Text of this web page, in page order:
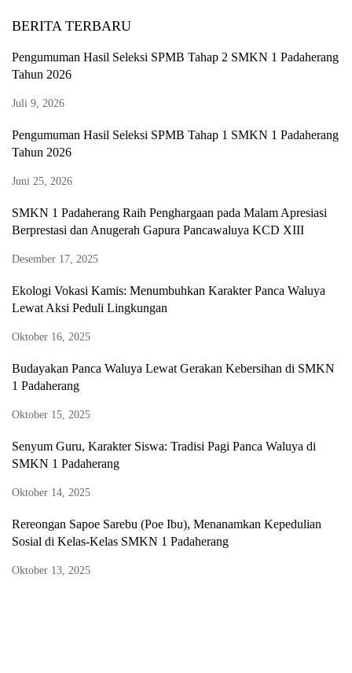
BERITA TERBARU
Pengumuman Hasil Seleksi SPMB Tahap 2 SMKN 1 Padaherang
Tahun 2026
Juli 9, 2026
Pengumuman Hasil Seleksi SPMB Tahap 1 SMKN 1 Padaherang
Tahun 2026
Juni 25, 2026
SMKN 1 Padaherang Raih Penghargaan pada Malam Apresiasi
Berprestasi dan Anugerah Gapura Pancawaluya KCD XIII
Desember 17, 2025
Ekologi Vokasi Kamis: Menumbuhkan Karakter Panca Waluya
Lewat Aksi Peduli Lingkungan
Oktober 16, 2025
Budayakan Panca Waluya Lewat Gerakan Kebersihan di SMKN
1 Padaherang
Oktober 15, 2025
Senyum Guru, Karakter Siswa: Tradisi Pagi Panca Waluya di
SMKN 1 Padaherang
Oktober 14, 2025
Rereongan Sapoe Sarebu (Poe Ibu), Menanamkan Kepedulian
Sosial di Kelas-Kelas SMKN 1 Padaherang
Oktober 13, 2025